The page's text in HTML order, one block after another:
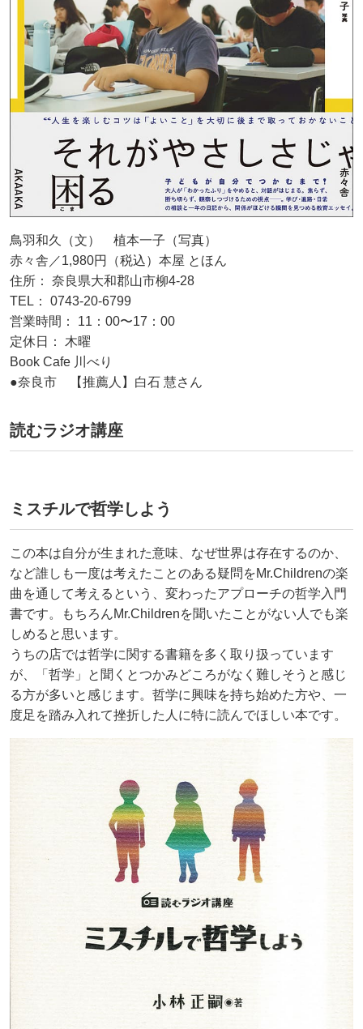
鳥羽和久（文） 植本一子（写真）
赤々舎／1,980円（税込）本屋 とほん
住所： 奈良県大和郡山市柳4-28
TEL： 0743-20-6799
営業時間： 11：00〜17：00
定休日： 木曜
Book Cafe 川べり
●奈良市 【推薦人】白石 慧さん
読むラジオ講座
ミスチルで哲学しよう
この本は自分が生まれた意味、なぜ世界は存在するのか、
など誰しも一度は考えたことのある疑問をMr.Childrenの楽
曲を通して考えるという、変わったアプローチの哲学入門
書です。もちろんMr.Childrenを聞いたことがない人でも楽
しめると思います。
うちの店では哲学に関する書籍を多く取り扱っています
が、「哲学」と聞くとつかみどころがなく難しそうと感じ
る方が多いと感じます。哲学に興味を持ち始めた方や、一
度足を踏み入れて挫折した人に特に読んでほしい本です。